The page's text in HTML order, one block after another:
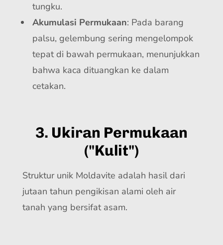
tungku.
Akumulasi Permukaan: Pada barang
palsu, gelembung sering mengelompok
tepat di bawah permukaan, menunjukkan
bahwa kaca dituangkan ke dalam
cetakan.
3. Ukiran Permukaan
("Kulit")
Struktur unik Moldavite adalah hasil dari
jutaan tahun pengikisan alami oleh air
tanah yang bersifat asam.